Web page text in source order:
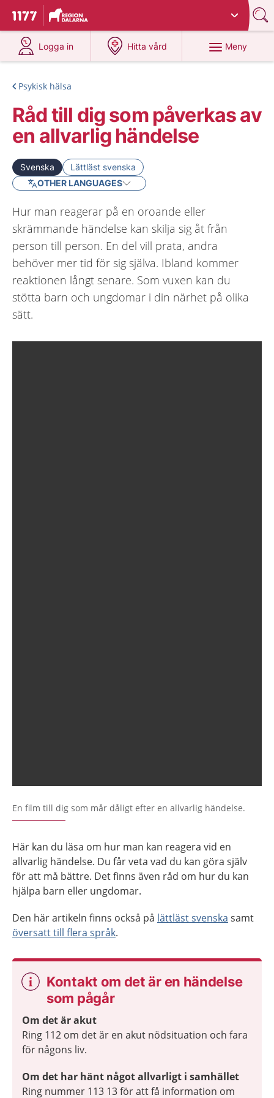
Till startsidan för 1177
Du har valt region
Logga in
på 1177.se
Hitta vård
på 1177.se
Meny
Psykisk hälsa
Råd till dig som påverkas av
en allvarlig händelse
Svenska
Lättläst svenska
OTHER LANGUAGES
Hur man reagerar på en oroande eller
skrämmande händelse kan skilja sig åt från
person till person. En del vill prata, andra
behöver mer tid för sig själva. Ibland kommer
reaktionen långt senare. Som vuxen kan du
stötta barn och ungdomar i din närhet på olika
sätt.
En film till dig som mår dåligt efter en allvarlig händelse.
Här kan du läsa om hur man kan reagera vid en
allvarlig händelse. Du får veta vad du kan göra själv
för att må bättre. Det finns även råd om hur du kan
hjälpa barn eller ungdomar.
Den här artikeln finns också på lättläst svenska samt
översatt till flera språk.
Kontakt om det är en händelse
som pågår
Om det är akut
Ring 112 om det är en akut nödsituation och fara
för någons liv.
Om det har hänt något allvarligt i samhället
Ring nummer 113 13 för att få information om